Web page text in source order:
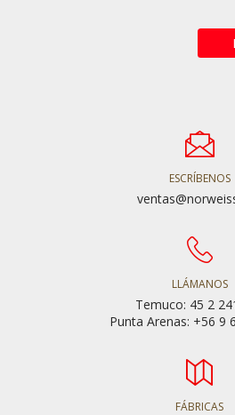
ESCRÍBENOS
LLÁMANOS
Temuco: 45 2
Punta Arenas: +56 9
FÁBRICAS